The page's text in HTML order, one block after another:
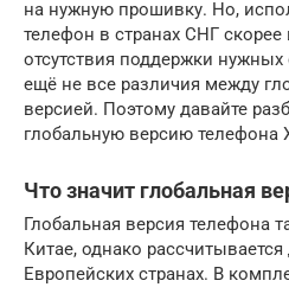
на нужную прошивку. Но,
телефон в странах СНГ скорее
отсутствия поддержки нужных
ещё не все различия между
версией. Поэтому давайте
глобальную версию телефона
Что значит глобальная
Глобальная версия телефона
Китае, однако
Европейских странах. В